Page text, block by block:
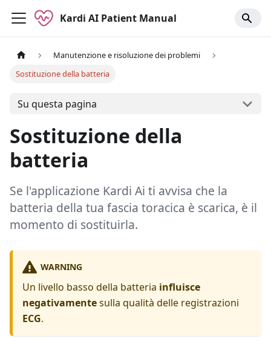
Kardi AI Patient Manual
Manutenzione e risoluzione dei problemi
Sostituzione della batteria
Su questa pagina
Sostituzione della
batteria
Se l'applicazione Kardi Ai ti avvisa che la
batteria della tua fascia toracica è scarica, è il
momento di sostituirla.
WARNING
Un livello basso della batteria influisce
negativamentesulla qualità delle registrazioni
ECG.